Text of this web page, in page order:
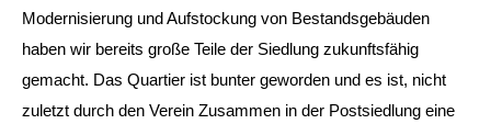
Modernisierung und Aufstockung von Bestandsgebäuden
haben wir bereits große Teile der Siedlung zukunftsfähig
gemacht. Das Quartier ist bunter geworden und es ist, nicht
zuletzt durch den Verein Zusammen in der Postsiedlung eine